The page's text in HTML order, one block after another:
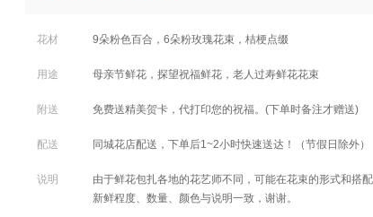
花材 9朵粉色百合，6朵粉玫瑰花束，桔梗点缀
用途 母亲节鲜花，探望祝福鲜花，老人过寿鲜花花束
附送 免费送精美贺卡，代打印您的祝福。(下单时备注才赠送)
配送 同城花店配送，下单后1~2小时快速送达！（节假日除外）
说明
由于鲜花包扎各地的花艺师不同，可能在花束的形式和搭
新鲜程度、数量、颜色与说明一致，谢谢。